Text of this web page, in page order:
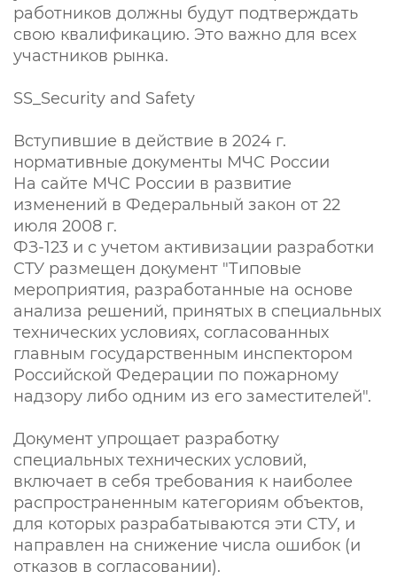
работников должны будут подтверждать
свою квалификацию. Это важно для всех
участников рынка.
SS_Security and Safety
Вступившие в действие в 2024 г.
нормативные документы МЧС России
На сайте МЧС России в развитие
изменений в Федеральный закон от 22
июля 2008 г.
ФЗ-123 и с учетом активизации разработки
СТУ размещен документ "Типовые
мероприятия, разработанные на основе
анализа решений, принятых в специальных
технических условиях, согласованных
главным государственным инспектором
Российской Федерации по пожарному
надзору либо одним из его заместителей".
Документ упрощает разработку
специальных технических условий,
включает в себя требования к наиболее
распространенным категориям объектов,
для которых разрабатываются эти СТУ, и
направлен на снижение числа ошибок (и
отказов в согласовании).